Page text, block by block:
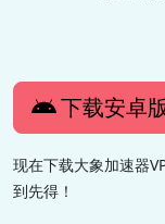
下载安卓
现在下载大象加速器
到先得！